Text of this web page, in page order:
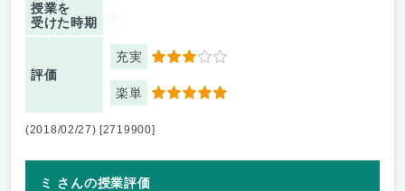
授業を
受けた時期
評価
充実 3
楽単 5
(2018/02/27) [2719900]
ミ さんの授業評価